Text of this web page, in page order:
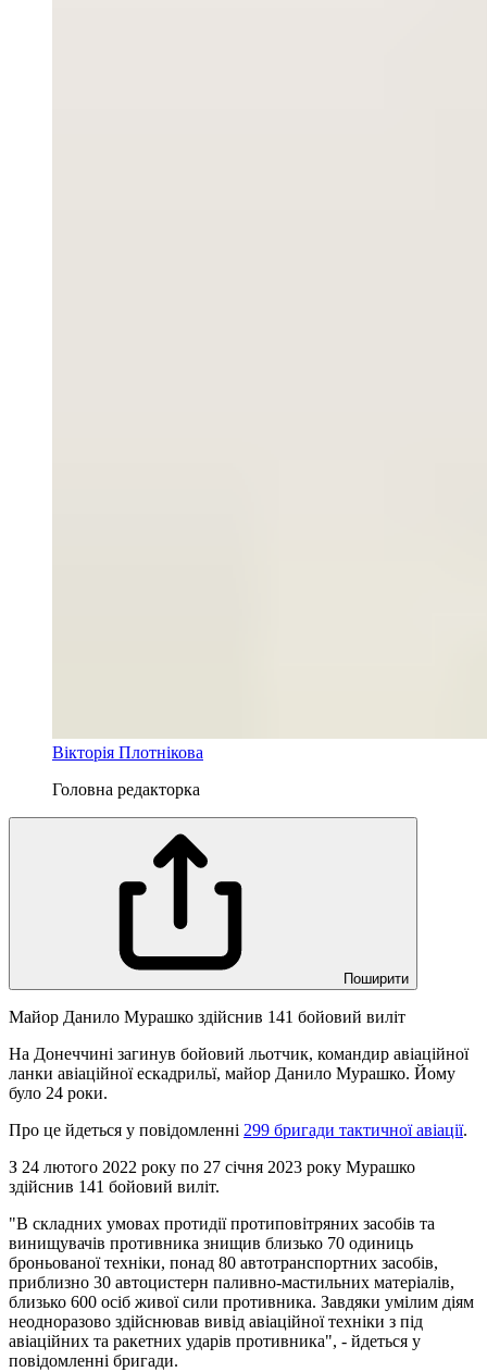
Вікторія Плотнікова
Головна редакторка
Поширити
Майор Данило Мурашко здійснив 141 бойовий виліт
На Донеччині загинув бойовий льотчик, командир авіаційної
ланки авіаційної ескадрильї, майор Данило Мурашко. Йому
було 24 роки.
Про це йдеться у повідомленні 299 бригади тактичної авіації.
З 24 лютого 2022 року по 27 січня 2023 року Мурашко
здійснив 141 бойовий виліт.
"В складних умовах протидії протиповітряних засобів та
винищувачів противника знищив близько 70 одиниць
броньованої техніки, понад 80 автотранспортних засобів,
приблизно 30 автоцистерн паливно-мастильних матеріалів,
близько 600 осіб живої сили противника. Завдяки умілим діям
неодноразово здійснював вивід авіаційної техніки з під
авіаційних та ракетних ударів противника", - йдеться у
повідомленні бригади.